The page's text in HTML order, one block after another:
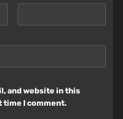
and website in this
time I comment.